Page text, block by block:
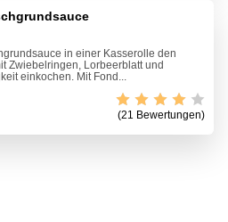
in einer Kasserolle den
Zwiebelringen, Lorbeerblatt und
einkochen. Mit Fond...
(21 Bewertungen)